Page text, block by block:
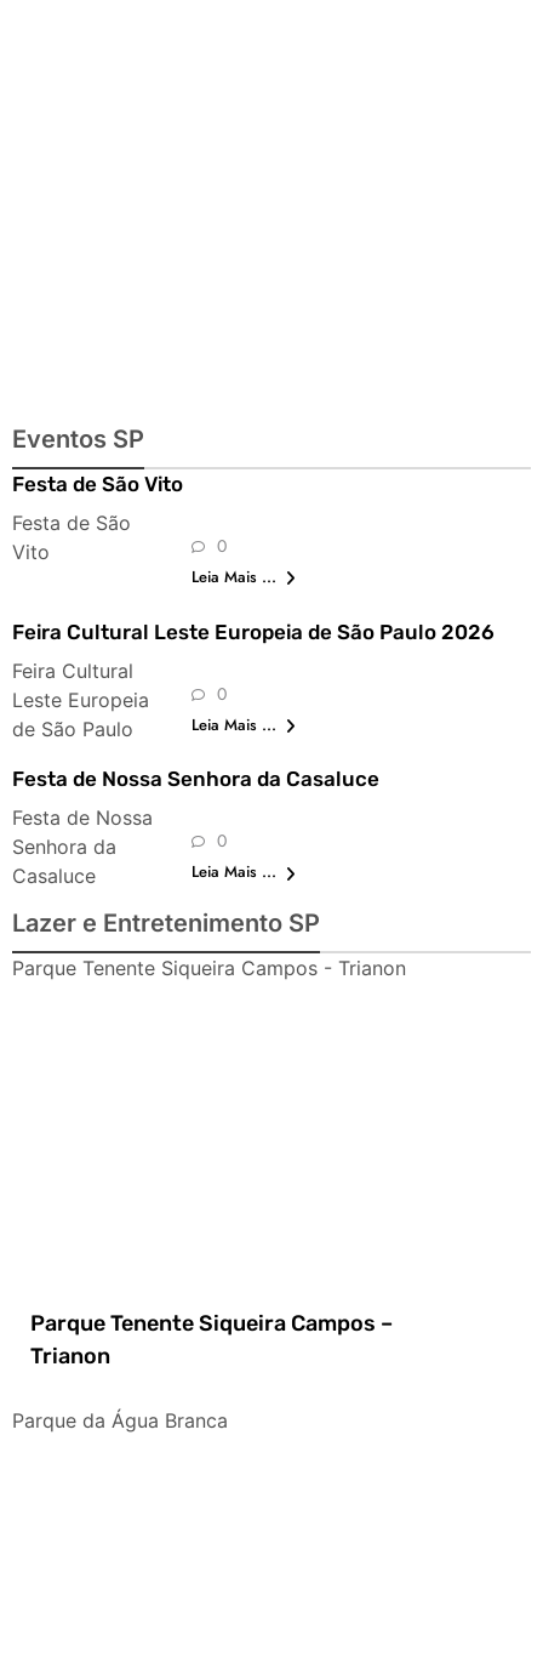
Eventos SP
Festa de São Vito
Festa de São
Vito
0
Leia Mais ...
Feira Cultural Leste Europeia de São Paulo 2026
Feira Cultural
Leste Europeia
de São Paulo
0
Leia Mais ...
Festa de Nossa Senhora da Casaluce
Festa de Nossa
Senhora da
Casaluce
0
Leia Mais ...
Lazer e Entretenimento SP
Parque Tenente Siqueira Campos - Trianon
Parque Tenente Siqueira Campos –
Trianon
Parque da Água Branca